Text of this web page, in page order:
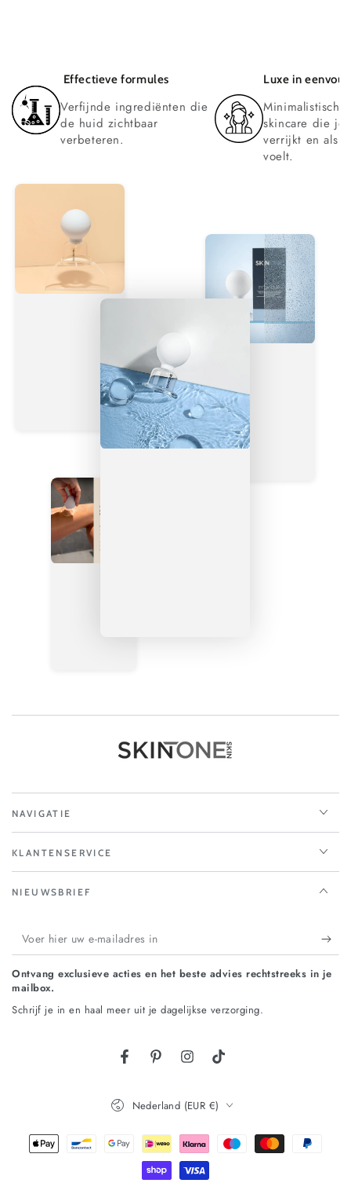
Effectieve formules
Verfijnde ingrediënten die
de huid zichtbaar
verbeteren.
Luxe in eenvoud
skincare die je
verrijkt en als
voelt.
NAVIGATIE
KLANTENSERVICE
NIEUWSBRIEF
Voer
hier
uw
e-
Ontvang exclusieve acties en het beste advies rechtstreeks in je
mailbox.
Schrijf je in en haal meer uit je dagelijkse verzorging.
Nederland (EUR €)
Betaalmethoden